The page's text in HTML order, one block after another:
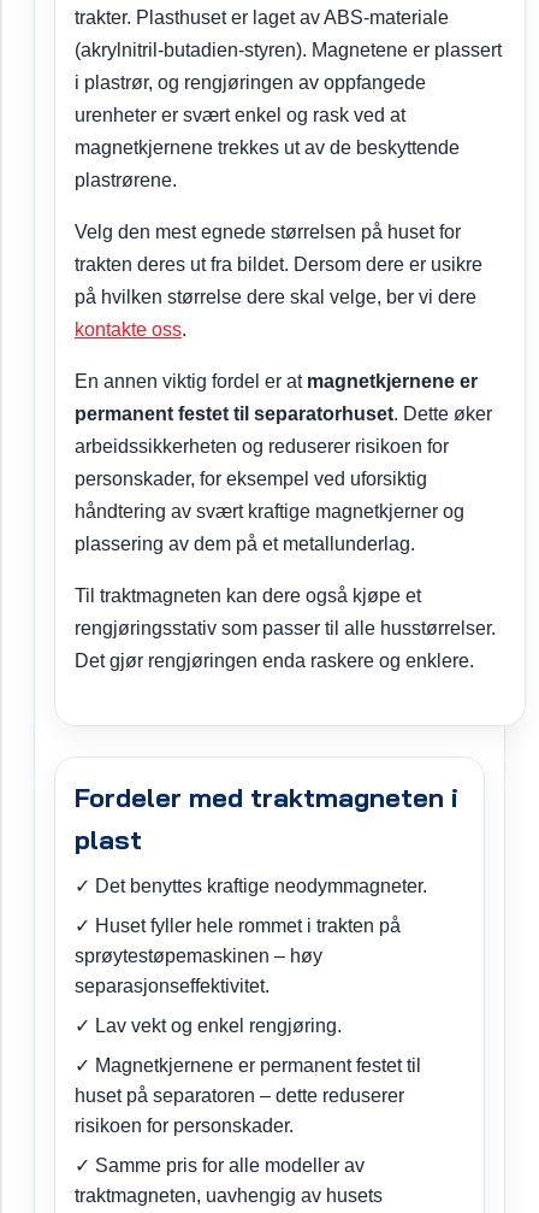
trakter. Plasthuset er laget av ABS-materiale
(akrylnitril-butadien-styren). Magnetene er plassert
i plastrør, og rengjøringen av oppfangede
urenheter er svært enkel og rask ved at
magnetkjernene trekkes ut av de beskyttende
plastrørene.
Velg den mest egnede størrelsen på huset for
trakten deres ut fra bildet. Dersom dere er usikre
på hvilken størrelse dere skal velge, ber vi dere
kontakte oss.
En annen viktig fordel er at magnetkjernene er
permanent festet til separatorhuset. Dette øker
arbeidssikkerheten og reduserer risikoen for
personskader, for eksempel ved uforsiktig
håndtering av svært kraftige magnetkjerner og
plassering av dem på et metallunderlag.
Til traktmagneten kan dere også kjøpe et
rengjøringsstativ som passer til alle husstørrelser.
Det gjør rengjøringen enda raskere og enklere.
Fordeler med traktmagneten i
plast
✓ Det benyttes kraftige neodymmagneter.
✓ Huset fyller hele rommet i trakten på
sprøytestøpemaskinen – høy
separasjonseffektivitet.
✓ Lav vekt og enkel rengjøring.
✓ Magnetkjernene er permanent festet til
huset på separatoren – dette reduserer
risikoen for personskader.
✓ Samme pris for alle modeller av
traktmagneten, uavhengig av husets